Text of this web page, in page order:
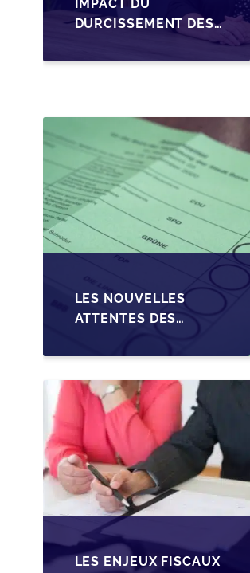
IMPACT DU
DURCISSEMENT DES
CRÉDIT SUR LA
LES NOUVELLES
ATTENTES DES
TRANSMISSION DES
PME BELGES
LES ENJEUX FISCAUX